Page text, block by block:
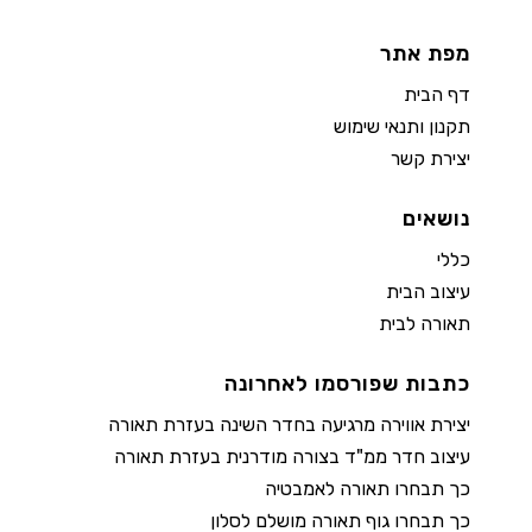
מפת אתר
דף הבית
תקנון ותנאי שימוש
יצירת קשר
נושאים
כללי
עיצוב הבית
תאורה לבית
כתבות שפורסמו לאחרונה
יצירת אווירה מרגיעה בחדר השינה בעזרת תאורה
עיצוב חדר ממ"ד בצורה מודרנית בעזרת תאורה
כך תבחרו תאורה לאמבטיה
כך תבחרו גוף תאורה מושלם לסלון